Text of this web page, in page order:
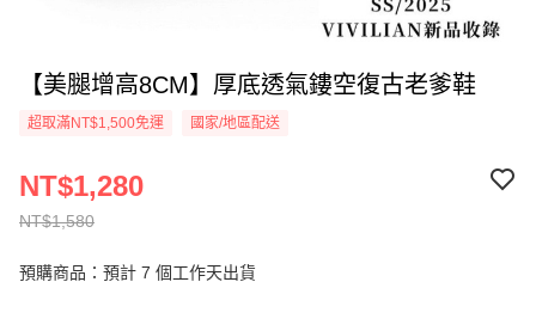
【美腿增高8CM】厚底透氣鏤空復古老爹鞋
超取滿NT$1,500免運 國家/地區配送
NT$1,580
NT$1,280
預購商品：預計 7 個工作天出貨